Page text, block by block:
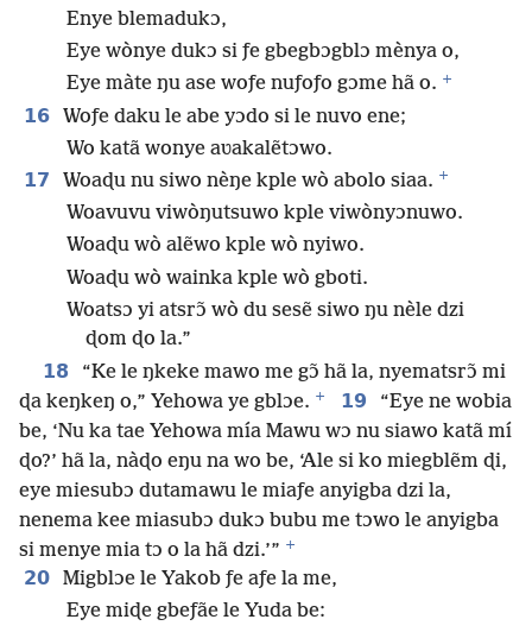
Enye blemadukɔ,
Eye wònye dukɔ si ƒe gbegbɔgblɔ mènya o,
Eye màte ŋu ase woƒe nuƒoƒo gɔme hã o. +
16 Woƒe daku le abe yɔdo si le nuvo ene;
Wo katã wonye aʋakalẽtɔwo.
17
Woaɖu nu siwo nèŋe kple wò abolo siaa. +
Woavuvu viwòŋutsuwo kple viwònyɔnuwo.
Woaɖu wò alẽwo kple wò nyiwo.
Woaɖu wò wainka kple wò gboti.
Woatsɔ yi atsrɔ̃ wò du sesẽ siwo ŋu nèle dzi
ɖom ɖo la.”
18
“Ke le ŋkeke mawo me gɔ̃ hã la, nyematsrɔ̃ mi
ɖa keŋkeŋ o,” Yehowa ye gblɔe. + 19
“Eye ne wobia
be, ‘Nu ka tae Yehowa mía Mawu wɔ nu siawo katã mí
ɖo?’ hã la, nàɖo eŋu na wo be, ‘Ale si ko miegblẽm ɖi,
eye miesubɔ dutamawu le miaƒe anyigba dzi la,
nenema kee miasubɔ dukɔ bubu me tɔwo le anyigba
si menye mia tɔ o la hã dzi.’” +
20 Migblɔe le Yakob ƒe aƒe la me,
Eye miɖe gbeƒãe le Yuda be: